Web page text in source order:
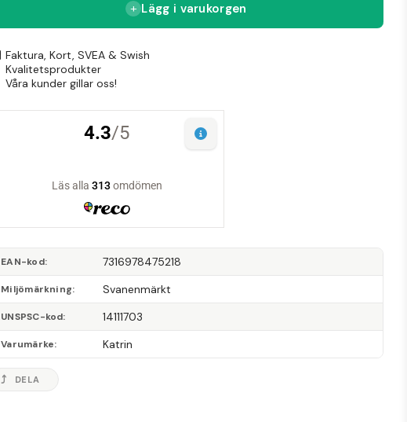
Lägg i varukorgen
Faktura, Kort, SVEA & Swish
Kvalitetsprodukter
Våra kunder gillar oss!
EAN-kod 7316978475218
Miljömärkning Svanenmärkt
UNSPSC-kod 14111703
Varumärke Katrin
DELA